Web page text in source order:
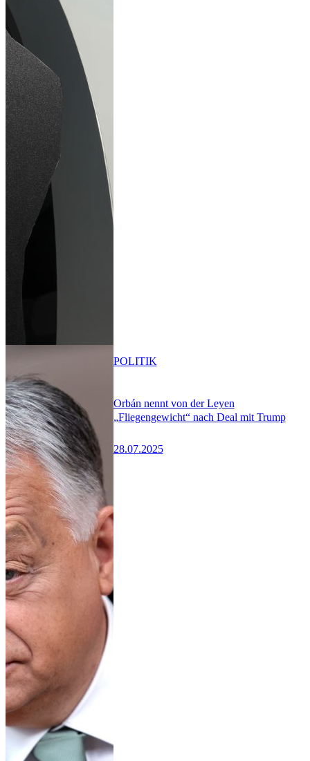
Orbán nennt von der Leyen
„Fliegengewicht“ nach Deal mit Trump
28.07.2025
POLITIK